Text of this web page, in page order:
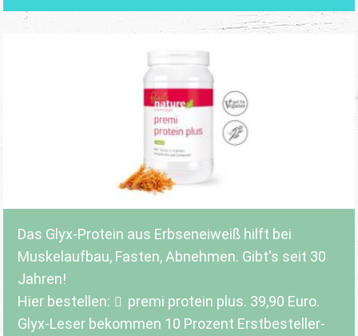
Das Glyx-Protein aus Erbseneiweiß hilft bei
Muskelaufbau, Fasten, Abnehmen. Gibt's seit 30
Jahren!
Hier bestellen:
premi protein plus. 39,90 Euro.
Glyx-Leser bekommen 10 Prozent Erstbesteller-